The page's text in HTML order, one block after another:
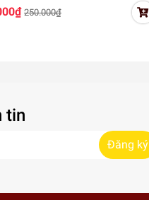
CN4408
250.000₫
tin
Đăng ký